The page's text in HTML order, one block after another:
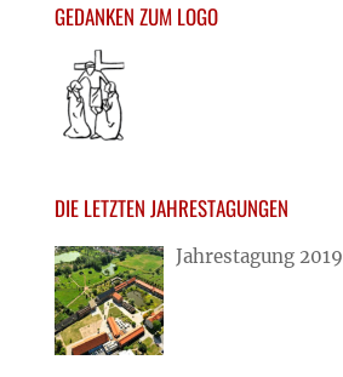
GEDANKEN ZUM LOGO
DIE LETZTEN JAHRESTAGUNGEN
Jahrestagung 2019